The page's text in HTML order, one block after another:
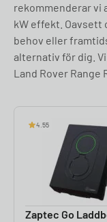
rekommenderar vi
kW effekt. Oavsett
behov eller
alternativ för dig.
Land Rover Range
4.55
Zaptec Go